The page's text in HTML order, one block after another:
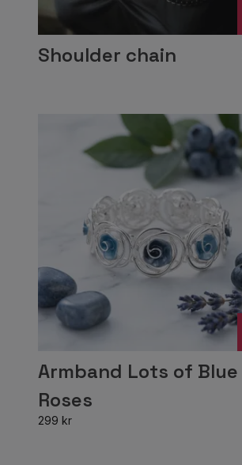
Shoulder chain
Armband Lots of Blue
Roses
299 kr